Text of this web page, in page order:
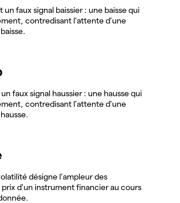
un faux signal baissier : une baisse qui
contredisant l'attente d'une
faux signal haussier : une hausse qui
contredisant l'attente d'une
désigne l'ampleur des
d'un instrument financier au cours